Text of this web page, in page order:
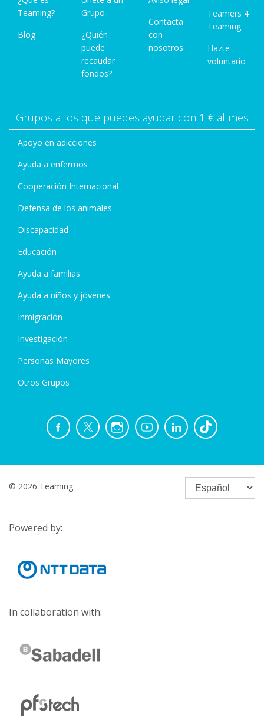
Teaming?
Blog
Grupo
¿Quién
puede
recaudar
fondos?
Contacta
con
nosotros
Teamers 4
Teaming
Hazte
voluntario
Grupos a los que puedes ayudar con 1 € al mes
Apoyo en adicciones
Ayuda a enfermos
Cooperación Internacional
Defensa de los animales
Discapacidad
Educación
Ayuda a familias
Ayuda a niños y jóvenes
Inmigración
Investigación
Personas Mayores
Otros Grupos
© 2026 Teaming
Powered by:
In collaboration with: